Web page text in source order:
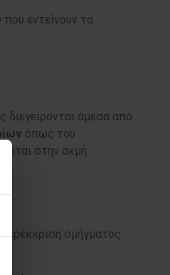
εντείνουν τα
διεγείρονται άμεσα από
όπως του
στην ακμή.
σμήγματος